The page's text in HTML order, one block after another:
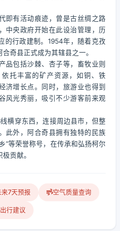
即有活动痕迹，曾是古丝绸之路
中央政府开始在此设治管理，历
的行政建制。1954年，随着克孜
奇县正式成为其辖县之一。
品包括沙棘、杏子等，畜牧业则
托丰富的矿产资源，如铜、铁
济增长点。同时，旅游业也得到
风光秀丽，吸引不少游客前来观
横穿东西，连接周边县市，但整
此外，阿合奇县拥有独特的民族
”等荣誉称号，在传承和弘扬柯尔
贡献。
来7天预报 空气质量查询
出行建议